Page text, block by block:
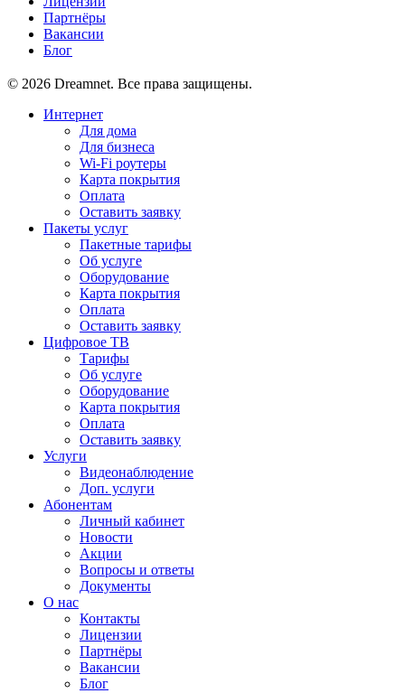
Партнёры
Вакансии
Блог
© 2026 Dreamnet. Все права защищены.
Интернет
Для дома
Для бизнеса
Wi-Fi роутеры
Карта покрытия
Оплата
Оставить заявку
Пакеты услуг
Пакетные тарифы
Об услуге
Оборудование
Карта покрытия
Оплата
Оставить заявку
Цифровое ТВ
Тарифы
Об услуге
Оборудование
Карта покрытия
Оплата
Оставить заявку
Услуги
Видеонаблюдение
Доп. услуги
Абонентам
Личный кабинет
Новости
Акции
Вопросы и ответы
Документы
О нас
Контакты
Лицензии
Партнёры
Вакансии
Блог